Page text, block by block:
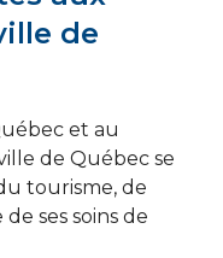
de
et au
de Québec se
tourisme, de
ses soins de